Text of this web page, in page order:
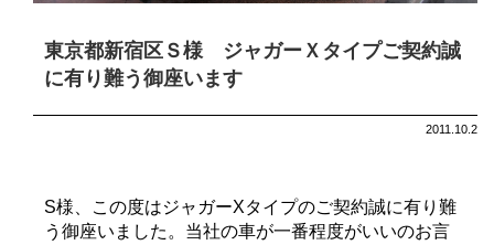
東京都新宿区Ｓ様 ジャガーＸタイプご契約誠
に有り難う御座います
2011.10.2
S様、この度はジャガーXタイプのご契約誠に有り難
う御座いました。当社の車が一番程度がいいのお言